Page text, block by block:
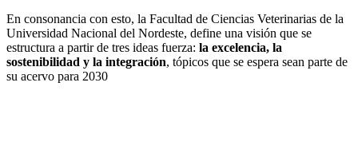
En consonancia con esto, la Facultad de Ciencias Veterinarias de la
Universidad Nacional del Nordeste, define una visión que se
estructura a partir de tres ideas fuerza: la excelencia, la
sostenibilidad y la integración, tópicos que se espera sean parte de
su acervo para 2030